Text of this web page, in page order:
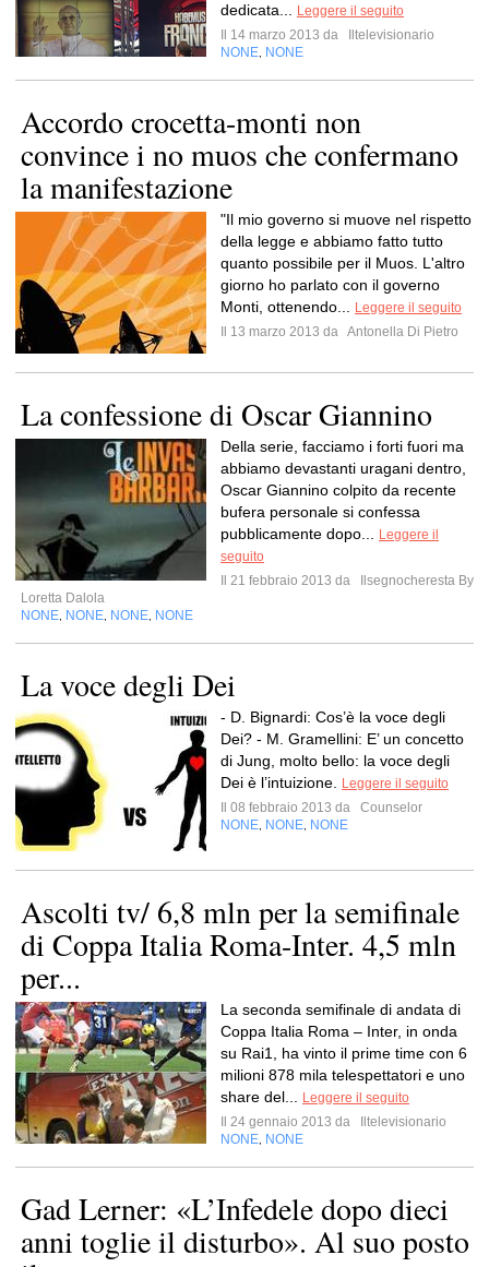
dedicata...
Leggere il seguito
Il 14 marzo 2013 da
Iltelevisionario
NONE NONE
Accordo crocetta-monti non
convince i no muos che confermano
la manifestazione
"Il mio governo si muove nel rispetto
della legge e abbiamo fatto tutto
quanto possibile per il Muos. L'altro
giorno ho parlato con il governo
Monti, ottenendo...
Leggere il seguito
Il 13 marzo 2013 da Antonella Di Pietro
La confessione di Oscar Giannino
Della serie, facciamo i forti fuori ma
abbiamo devastanti uragani dentro,
Oscar Giannino colpito da recente
bufera personale si confessa
pubblicamente dopo...
Leggere il
seguito
Il 21 febbraio 2013 da
Ilsegnocheresta By
Loretta Dalola
NONE NONE NONE NONE
La voce degli Dei
- D. Bignardi: Cos’è la voce degli
Dei? - M. Gramellini: E’ un concetto
di Jung, molto bello: la voce degli
Dei è l’intuizione.
Leggere il seguito
Il 08 febbraio 2013 da
Counselor
NONE NONE NONE
Ascolti tv/ 6,8 mln per la semifinale
di Coppa Italia Roma-Inter. 4,5 mln
per...
La seconda semifinale di andata di
Coppa Italia Roma – Inter, in onda
su Rai1, ha vinto il prime time con 6
milioni 878 mila telespettatori e uno
share del...
Leggere il seguito
Il 24 gennaio 2013 da
Iltelevisionario
NONE NONE
Gad Lerner: «L’Infedele dopo dieci
anni toglie il disturbo». Al suo posto